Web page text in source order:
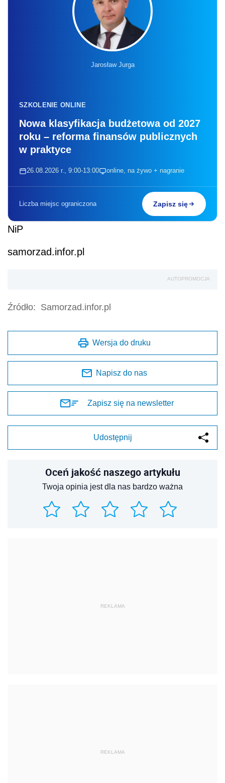
Jarosław Jurga
SZKOLENIE ONLINE
Nowa klasyfikacja budżetowa od 2027
roku – reforma finansów publicznych
w praktyce
26.08.2026 r., 9:00-13:00 online, na żywo + nagranie
Liczba miejsc ograniczona Zapisz się
NiP
samorzad.infor.pl
AUTOPROMOCJA
Źródło: Samorzad.infor.pl
Wersja do druku
Napisz do nas
Zapisz się na newsletter
Udostępnij
Oceń jakość naszego artykułu
Twoja opinia jest dla nas bardzo ważna
REKLAMA
REKLAMA